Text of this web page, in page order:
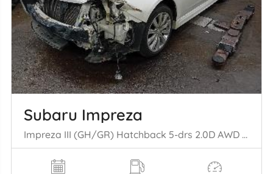
Subaru Impreza
Impreza III (GH/GR) Hatchback 5-drs 2.0D AWD (EE20Z) [110kW] (01-2009= /05-2012)